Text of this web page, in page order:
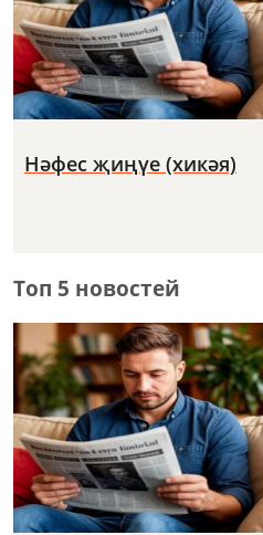
Нәфес җиңүе (хикәя)
Топ 5 новостей